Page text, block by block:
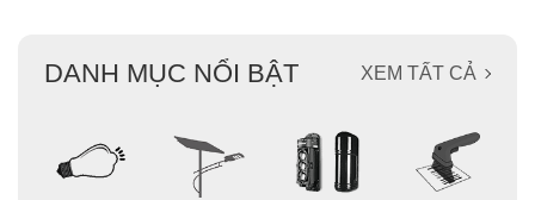
DANH MỤC NỔI BẬT XEM TẤT CẢ